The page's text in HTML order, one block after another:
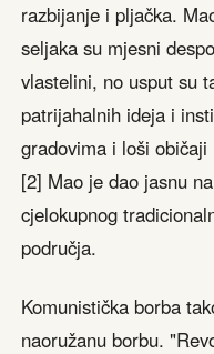
razbijanje i pljačka.
seljaka su mjesni
vlastelini, no usput su
patrijahalnih ideja i
gradovima i loši
[2] Mao je dao jasnu
cjelokupnog
područja.
Komunistička borba
naoružanu borbu.